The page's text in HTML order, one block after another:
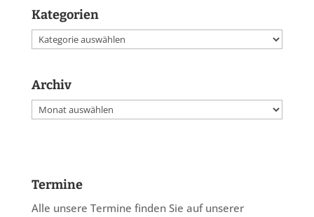
Kategorien
Kategorien
Archiv
Archiv
Termine
Alle unsere Termine finden Sie auf unserer